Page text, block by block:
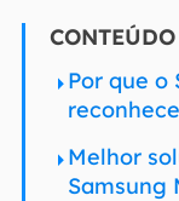
Por que o
Melhor
Samsung